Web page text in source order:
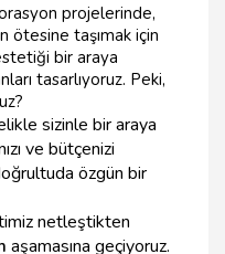
projelerinde,
ötesine taşımak için
bir araya
tasarlıyoruz. Peki,
sizinle bir araya
ve bütçenizi
özgün bir
netleştikten
aşamasına geçiyoruz.